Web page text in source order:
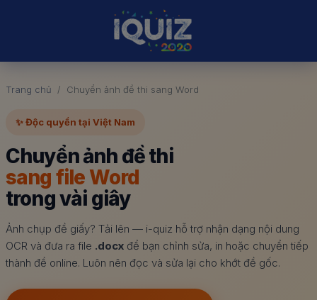
Trang chủ Chuyển ảnh đề thi sang Word
✨ Độc quyền tại Việt Nam
Chuyển ảnh đề thi
sang file Word
trong vài giây
Ảnh chụp đề giấy? Tải lên — i-quiz hỗ trợ nhận dạng nội dung
OCR và đưa ra file .docx để bạn chỉnh sửa, in hoặc chuyển tiếp
thành đề online. Luôn nên đọc và sửa lại cho khớt đề gốc.